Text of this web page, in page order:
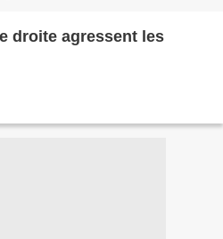
droite agressent les